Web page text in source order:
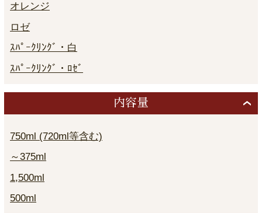
オレンジ
ロゼ
ｽﾊﾟｰｸﾘﾝｸﾞ・白
ｽﾊﾟｰｸﾘﾝｸﾞ・ﾛｾﾞ
内容量
750ml (720ml等含む)
～375ml
1,500ml
500ml